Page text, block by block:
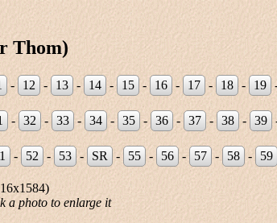
Thom)
- 12 - 13 - 14 - 15 - 16 - 17 - 18 - 19
- 32 - 33 - 34 - 35 - 36 - 37 - 38 - 39
- 52 - 53 - SR - 55 - 56 - 57 - 58 - 59
photo to enlarge it